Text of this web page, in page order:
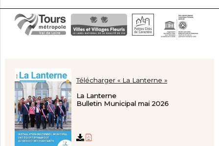
Télécharger « La Lanterne »
La Lanterne
Bulletin Municipal mai 2026